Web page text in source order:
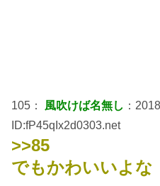
105： 風吹けば名無し ：
ID:fP45qIx2d0303.net
>>85
でもかわいいよな